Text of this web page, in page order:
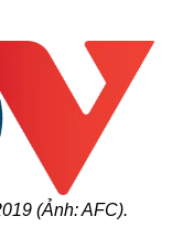
(Ảnh: AFC).